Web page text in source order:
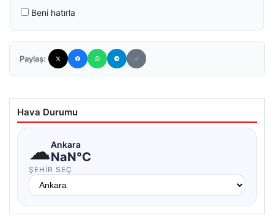
Beni hatırla
Paylaş:
Hava Durumu
☁Ankara
NaN°C
ŞEHIR SEÇ